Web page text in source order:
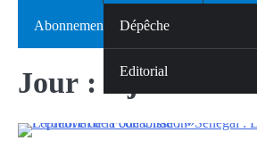
Dépêche
Editorial
Abonnements Sport
Jour : 6 juillet 2026